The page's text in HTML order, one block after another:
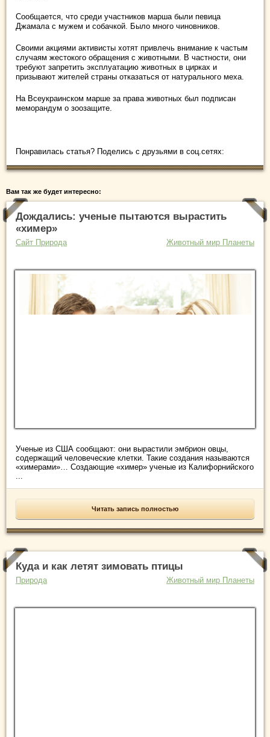
Сообщается, что среди участников марша были певица
Джамала с мужем и собачкой. Было много чиновников.
Своими акциями активисты хотят привлечь внимание к частым
случаям жестокого обращения с животными. В частности, они
требуют запретить эксплуатацию животных в цирках и
призывают жителей страны отказаться от натурального меха.
На Всеукраинском марше за права животных был подписан
меморандум о зоозащите.
Понравилась статья? Поделись с друзьями в соц.сетях:
Вам так же будет интересно:
Дождались: ученые пытаются вырастить
«химер»
Сайт Природа Животный мир Планеты
Ученые из США сообщают: они вырастили эмбрион овцы,
содержащий человеческие клетки. Такие создания называются
«химерами»… Создающие «химер» ученые из Калифорнийского
Читать запись полностью
Куда и как летят зимовать птицы
Природа Животный мир Планеты